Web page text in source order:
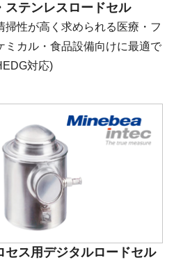
ステンレスロードセル
掃性が高く求められる医療・フ
ミカル・食品設備向けに最適で
対応)
セス用デジタルロードセル